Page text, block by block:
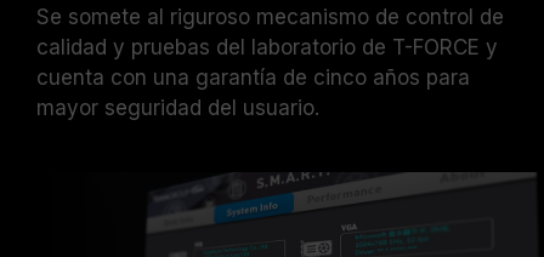
Se somete al riguroso mecanismo de control de
calidad y pruebas del laboratorio de T-FORCE y
cuenta con una garantía de cinco años para
mayor seguridad del usuario.